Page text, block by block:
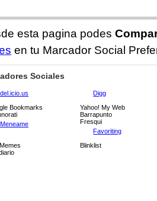
esta pagina podes
en tu Marcador Social
Sociales
del.icio.us
Digg
Bookmarks
Yahoo! My Web
Barrapunto
Meneame
Fresqui
Favoriting
Blinklist